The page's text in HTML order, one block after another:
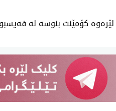
لێرەوە کۆمێنت بنوسە لە